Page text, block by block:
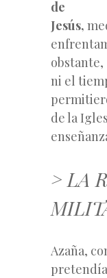
de
Jesús,
obstante,
ni el
de la
> LA
Azaña,
pretendía